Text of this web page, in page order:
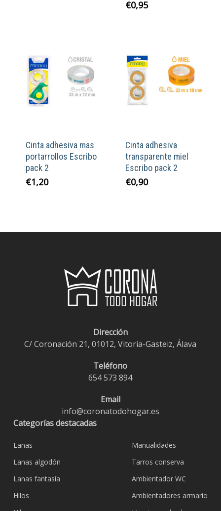
€4,50
€0,95
Cinta adhesiva mas
portarrollos Escribo
pack 2
€1,20
Cinta adhesiva
transparente miel
Escribo pack 2
€0,90
Dirección
C/ Coronación 21, 01012, Vitoria-Gasteiz, Álava
Teléfono
654 573 894
Email
info@coronatodohogar.es
Categorías destacadas
Lanas
Lanas algodón
Lanas fantasía
Hilos
Manualidades
Tarros conserva
Ambientador WC
Ambientadores armario